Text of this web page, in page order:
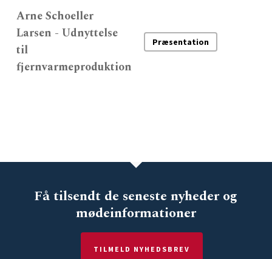
Arne Schoeller
Larsen - Udnyttelse
til
fjernvarmeproduktion
Præsentation
Få tilsendt de seneste nyheder og
mødeinformationer
TILMELD NYHEDSBREV